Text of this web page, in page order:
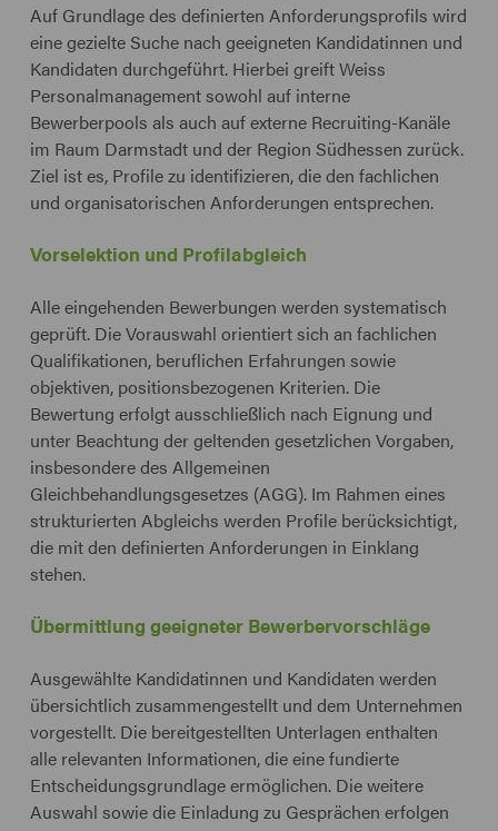
Auf Grundlage des definierten Anforderungsprofils wird
eine gezielte Suche nach geeigneten Kandidatinnen und
Kandidaten durchgeführt. Hierbei greift Weiss
Personalmanagement sowohl auf interne
Bewerberpools als auch auf externe Recruiting-Kanäle
im Raum Darmstadt und der Region Südhessen zurück.
Ziel ist es, Profile zu identifizieren, die den fachlichen
und organisatorischen Anforderungen entsprechen.
Vorselektion und Profilabgleich
Alle eingehenden Bewerbungen werden systematisch
geprüft. Die Vorauswahl orientiert sich an fachlichen
Qualifikationen, beruflichen Erfahrungen sowie
objektiven, positionsbezogenen Kriterien. Die
Bewertung erfolgt ausschließlich nach Eignung und
unter Beachtung der geltenden gesetzlichen Vorgaben,
insbesondere des Allgemeinen
Gleichbehandlungsgesetzes (AGG). Im Rahmen eines
strukturierten Abgleichs werden Profile berücksichtigt,
die mit den definierten Anforderungen in Einklang
stehen.
Übermittlung geeigneter Bewerbervorschläge
Ausgewählte Kandidatinnen und Kandidaten werden
übersichtlich zusammengestellt und dem Unternehmen
vorgestellt. Die bereitgestellten Unterlagen enthalten
alle relevanten Informationen, die eine fundierte
Entscheidungsgrundlage ermöglichen. Die weitere
Auswahl sowie die Einladung zu Gesprächen erfolgen